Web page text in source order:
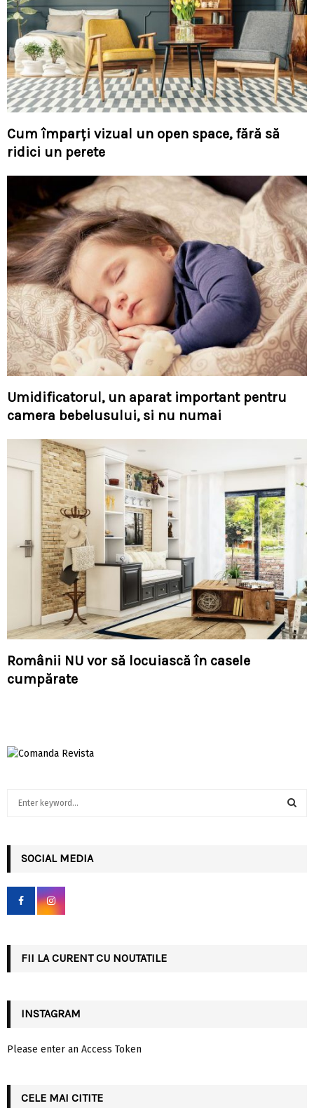
Cum împarți vizual un open space, fără să
ridici un perete
Umidificatorul, un aparat important pentru
camera bebelusului, si nu numai
Românii NU vor să locuiască în casele
cumpărate
h
f
r
SOCIAL MEDIA
FII LA CURENT CU NOUTATILE
INSTAGRAM
Please enter an Access Token
CELE MAI CITITE